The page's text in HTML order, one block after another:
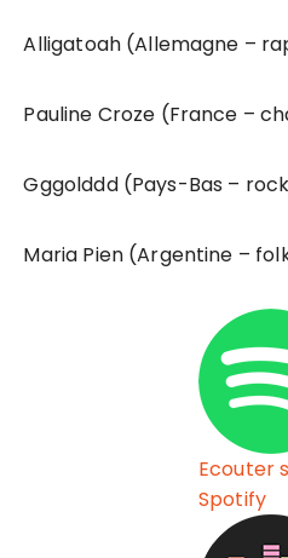
Alligatoah (Allemagne –
Pauline Croze (France –
Gggolddd (Pays-Bas –
Maria Pien (Argentine –
Ecouter
Spotify